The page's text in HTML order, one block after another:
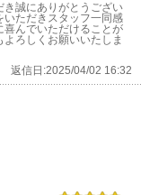
き誠にありがとうござい
いただきスタッフ一同感
んでいただけることが
ろしくお願いいたしま
返信日:2025/04/02 16:32